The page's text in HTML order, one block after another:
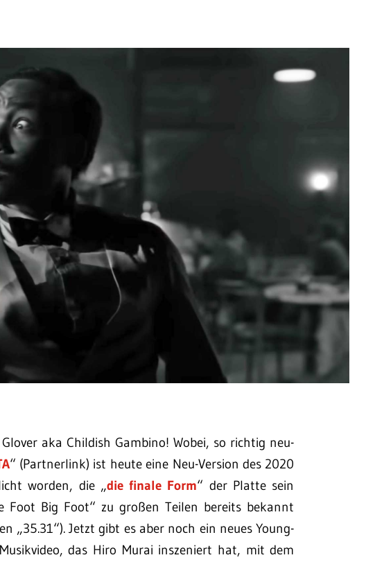
aka Childish Gambino! Wobei, so richtig neu-
“ (Partnerlink) ist heute eine Neu-Version des 2020
worden, die „die finale Form“ der Platte sein
Foot Big Foot“ zu großen Teilen bereits bekannt
„35.31“). Jetzt gibt es aber noch ein neues Young-
das Hiro Murai inszeniert hat, mit dem